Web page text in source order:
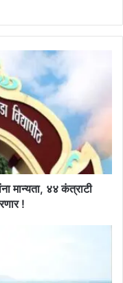
मान्यता, ४४ कंत्राटी
!